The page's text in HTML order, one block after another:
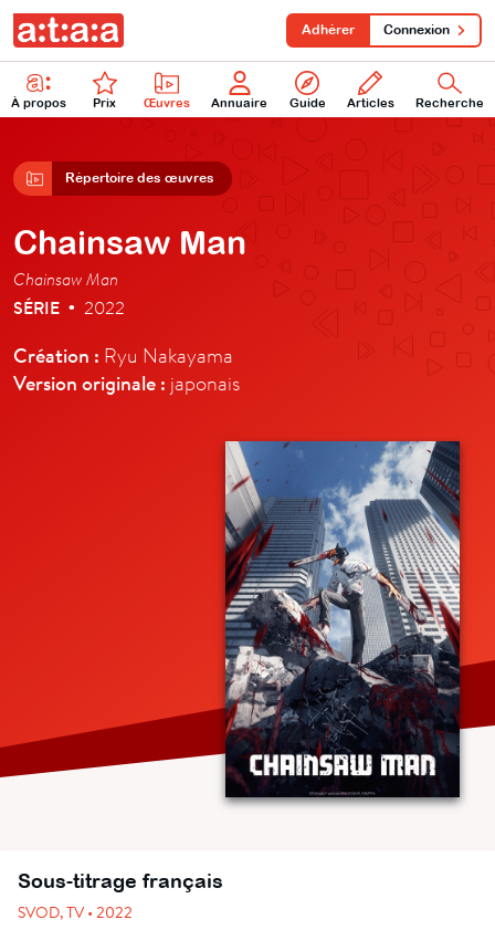
À propos Prix Œuvres Annuaire Guide Articles Recherche
Adhérer Connexion
Répertoire des œuvres
Chainsaw Man
Chainsaw Man
SÉRIE • 2022
Création : Ryu Nakayama
Version originale : japonais
Sous-titrage français
SVOD, TV • 2022